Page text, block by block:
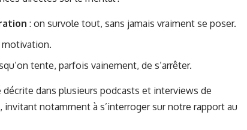
: on survole tout, sans jamais vraiment se poser.
motivation.
tente, parfois vainement, de s’arrêter.
dans plusieurs podcasts et interviews de
notamment à s’interroger sur notre rapport au